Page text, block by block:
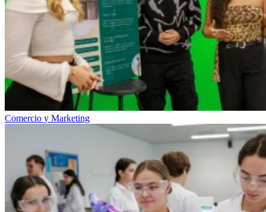
Comercio y Marketing